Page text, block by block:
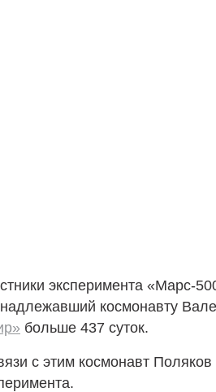
эксперимента «Марс-
космонавту
больше 437 суток.
с этим космонавт